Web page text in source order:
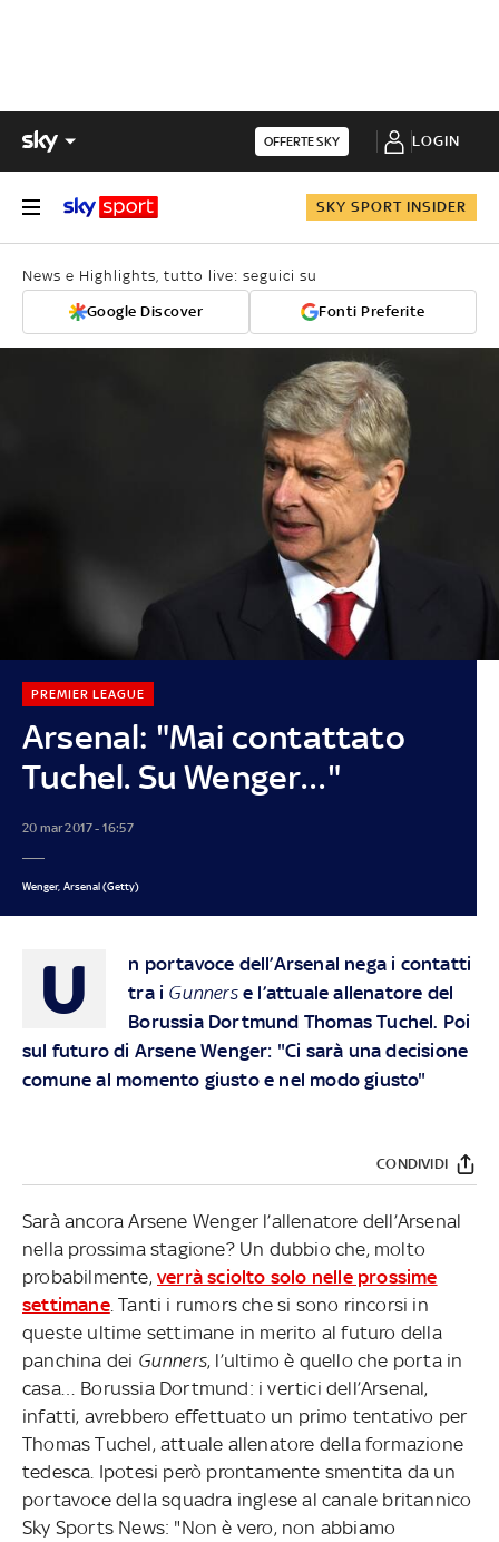
OFFERTE SKY LOGIN
SKY SPORT INSIDER
News e Highlights, tutto live: seguici su
Google Discover Fonti Preferite
Arsenal: "Mai contattato
Tuchel. Su Wenger…"
PREMIER LEAGUE
20 mar 2017 - 16:57
Wenger, Arsenal (Getty)
U
n portavoce dell’Arsenal nega i contatti
tra i Gunnerse l’attuale allenatore del
Borussia Dortmund Thomas Tuchel. Poi
sul futuro di Arsene Wenger: "Ci sarà una decisione
comune al momento giusto e nel modo giusto"
CONDIVIDI
Sarà ancora Arsene Wenger l’allenatore dell’Arsenal
nella prossima stagione? Un dubbio che, molto
probabilmente, verrà sciolto solo nelle prossime
settimane. Tanti i rumors che si sono rincorsi in
queste ultime settimane in merito al futuro della
panchina dei Gunners, l’ultimo è quello che porta in
casa… Borussia Dortmund: i vertici dell’Arsenal,
infatti, avrebbero effettuato un primo tentativo per
Thomas Tuchel, attuale allenatore della formazione
tedesca. Ipotesi però prontamente smentita da un
portavoce della squadra inglese al canale britannico
Sky Sports News: "Non è vero, non abbiamo